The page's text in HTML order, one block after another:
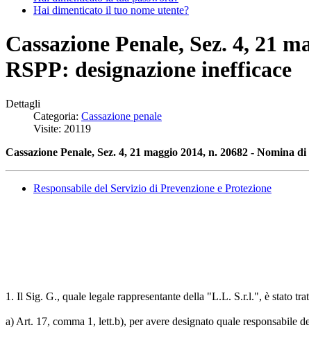
Hai dimenticato il tuo nome utente?
Cassazione Penale, Sez. 4, 21
RSPP: designazione inefficace
Dettagli
Categoria: Cassazione penale
Visite: 20119
Cassazione Penale, Sez. 4, 21 maggio 2014, n. 20682 -
Responsabile del Servizio di Prevenzione e Protezione
1. Il Sig. G., quale legale rappresentante della "L.L. S.r.l.", è stato
a) Art. 17, comma 1, lett.b), per avere designato quale responsabile